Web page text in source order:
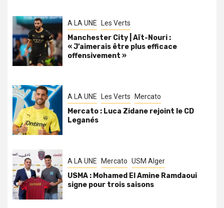
A LA UNE Les Verts
Manchester City | Aït-Nouri :
« J’aimerais être plus efficace
offensivement »
A LA UNE Les Verts Mercato
Mercato : Luca Zidane rejoint le CD
Leganés
A LA UNE Mercato USM Alger
USMA : Mohamed El Amine Ramdaoui
signe pour trois saisons